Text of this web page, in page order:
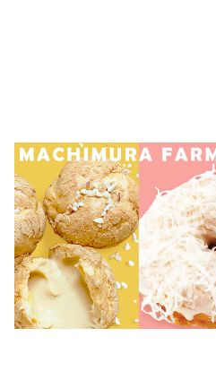
町村農場について
ご利用ガイド
特集
直営ショップご案内